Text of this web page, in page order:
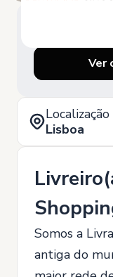
Ver
Localização
Lisboa
Somos a
antiga do